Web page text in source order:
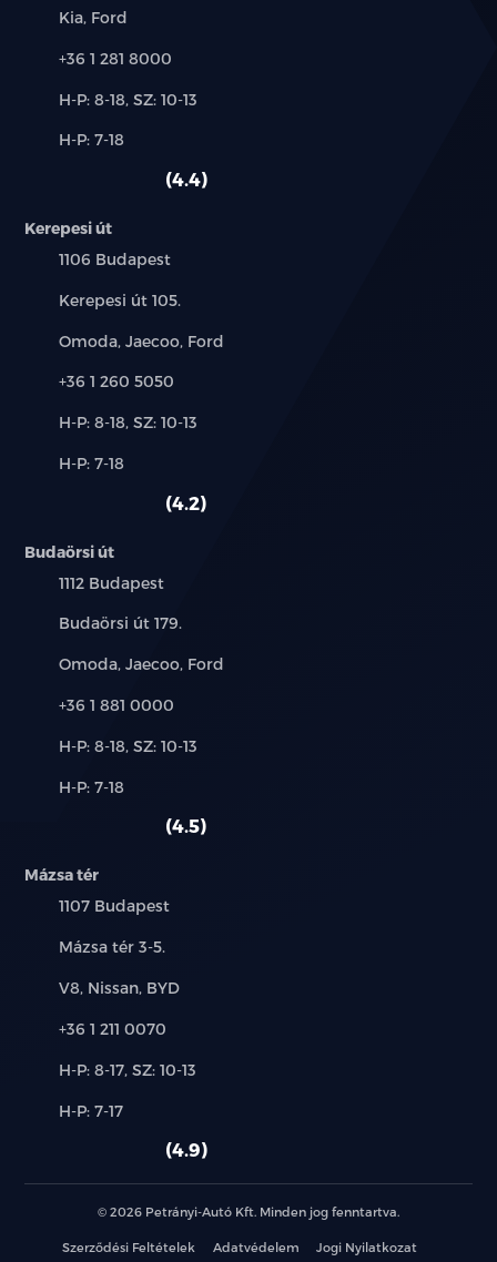
Márkák:
Kia, Ford
Telefon:
+36 1 281 8000
Új-
használt
H-P: 8-18, SZ: 10-13
Alkatrész,
H-P: 7-18
4.4
Kerepesi út
Település:
1106 Budapest
Cím:
Kerepesi út 105.
Márkák:
Omoda, Jaecoo, Ford
Telefon:
+36 1 260 5050
Új-
használt
H-P: 8-18, SZ: 10-13
Alkatrész,
H-P: 7-18
4.2
Budaörsi út
Település:
1112 Budapest
Cím:
Budaörsi út 179.
Márkák:
Omoda, Jaecoo, Ford
Telefon:
+36 1 881 0000
Új-
használt
H-P: 8-18, SZ: 10-13
Alkatrész,
H-P: 7-18
4.5
Mázsa tér
Település:
1107 Budapest
Cím:
Mázsa tér 3-5.
Márkák:
V8, Nissan, BYD
Telefon:
+36 1 211 0070
Új-
használt
H-P: 8-17, SZ: 10-13
Alkatrész,
H-P: 7-17
4.9
© 2026 Petrányi-Autó Kft. Minden jog fenntartva.
Szerződési Feltételek Adatvédelem Jogi Nyilatkozat